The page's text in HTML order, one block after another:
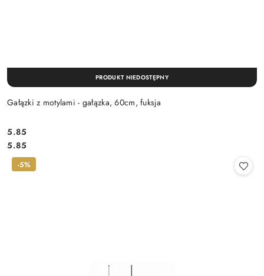
Gałązki z motylami - gałązka, 60cm, fuksja
Cena:
5.85
Cena:
5.85
PRODUKT NIEDOSTĘPNY
-5%